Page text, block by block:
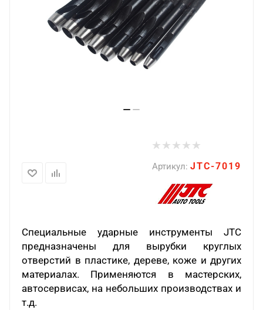
Артикул: JTC-7019
Специальные ударные инструменты JTC
предназначены для вырубки круглых
отверстий в пластике, дереве, коже и других
материалах. Применяются в мастерских,
автосервисах, на небольших производствах и
т.д.